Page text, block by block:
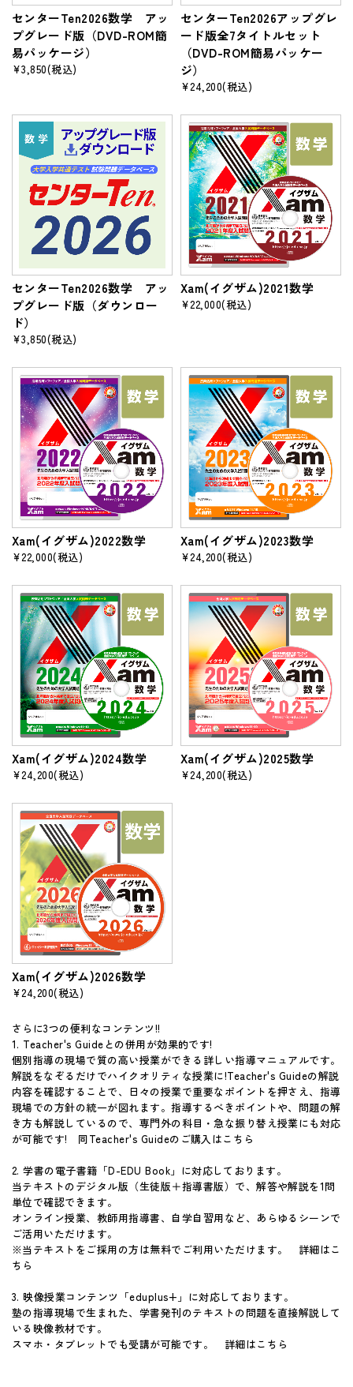
センターTen2026数学 アッ
プグレード版（DVD-ROM簡
易パッケージ）
¥3,850(税込)
センターTen2026アップグレ
ード版全7タイトルセット
（DVD-ROM簡易パッケー
ジ）
¥24,200(税込)
センターTen2026数学 アッ
プグレード版（ダウンロー
ド）
¥3,850(税込)
Xam(イグザム)2021数学
¥22,000(税込)
Xam(イグザム)2022数学
¥22,000(税込)
Xam(イグザム)2023数学
¥24,200(税込)
Xam(イグザム)2024数学
¥24,200(税込)
Xam(イグザム)2025数学
¥24,200(税込)
Xam(イグザム)2026数学
¥24,200(税込)
さらに3つの便利なコンテンツ!!
1. Teacher's Guideとの併用が効果的です!
個別指導の現場で質の高い授業ができる詳しい指導マニュアルです。
解説をなぞるだけでハイクオリティな授業に!Teacher's Guideの解説
内容を確認することで、日々の授業で重要なポイントを押さえ、指導
現場での方針の統一が図れます。指導するべきポイントや、問題の解
き方も解説しているので、専門外の科目・急な振り替え授業にも対応
が可能です! 同Teacher's Guideのご購入はこちら
2. 学書の電子書籍「D-EDU Book」に対応しております。
当テキストのデジタル版（生徒版＋指導書版）で、解答や解説を1問
単位で確認できます。
オンライン授業、教師用指導書、自学自習用など、あらゆるシーンで
ご活用いただけます。
※当テキストをご採用の方は無料でご利用いただけます。 詳細はこ
ちら
3. 映像授業コンテンツ「eduplus+」に対応しております。
塾の指導現場で生まれた、学書発刊のテキストの問題を直接解説して
いる映像教材です。
スマホ・タブレットでも受講が可能です。 詳細はこちら